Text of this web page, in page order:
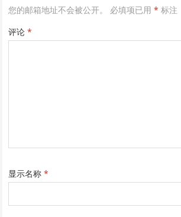
您的邮箱地址不会被公开。 必填项已用* 标注
评论*
显示名称*